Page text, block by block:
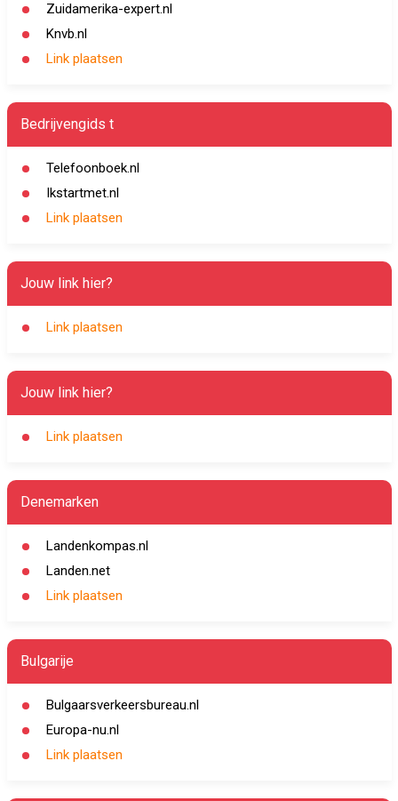
Zuidamerika-expert.nl
Knvb.nl
Link plaatsen
Bedrijvengids t
Telefoonboek.nl
Ikstartmet.nl
Link plaatsen
Jouw link hier?
Link plaatsen
Jouw link hier?
Link plaatsen
Denemarken
Landenkompas.nl
Landen.net
Link plaatsen
Bulgarije
Bulgaarsverkeersbureau.nl
Europa-nu.nl
Link plaatsen